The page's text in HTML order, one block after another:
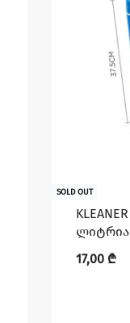
SOLD OUT
17,00 ₾